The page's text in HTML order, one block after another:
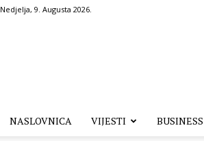
Nedjelja, 9. Augusta 2026.
NASLOVNICA VIJESTI BUSINESS